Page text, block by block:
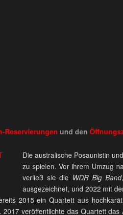
Reservierungen und den
Die australische Posaunistin
zu spielen. Vor ihrem Umzug
verließ sie die WDR Big Band
ausgezeichnet, und 2022 mit
2015 ein Quartett aus
veröffentlichte das Quartett das